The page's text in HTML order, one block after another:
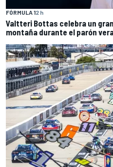
FÓRMULA 12 h
Valtteri Bottas celebra un
montaña durante el parón